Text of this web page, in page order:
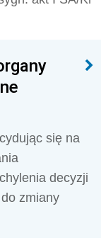
się na
decyzji
zmiany